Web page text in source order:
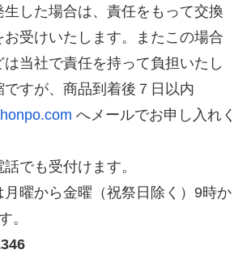
生した場合は、責任をもって交換
お受けいたします。またこの場合
当社で責任を持って負担いたし
ですが、商品到着後７日以内
へメールでお申し入れく
でも受付けます。
曜から金曜（祝祭日除く）9時か
。